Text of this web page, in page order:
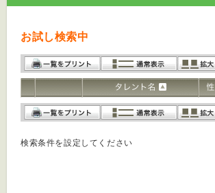
お試し検索中
検索条件を設定してください